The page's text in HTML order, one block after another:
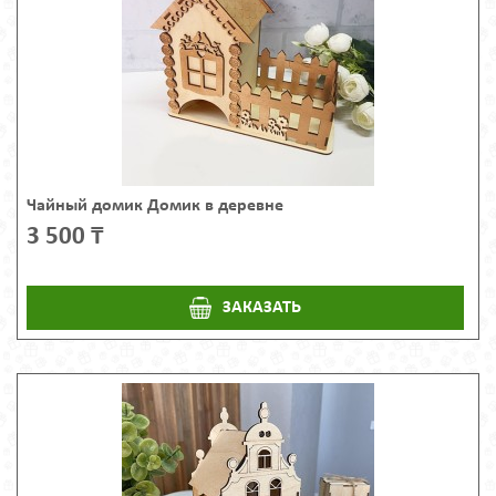
Чайный домик Домик в деревне
3 500 ₸
ЗАКАЗАТЬ